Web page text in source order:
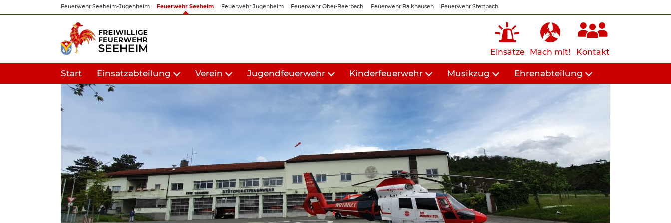
Inhalt
Feuerwehr Seeheim-Jugenheim Feuerwehr Seeheim Feuerwehr Jugenheim Feuerwehr Ober-Beerbach Feuerwehr Balkhausen Feuerwehr Stettbach
Einsätze Mach mit! Kontakt
Start Einsatzabteilung Verein Jugendfeuerwehr Kinderfeuerwehr Musikzug Ehrenabteilung